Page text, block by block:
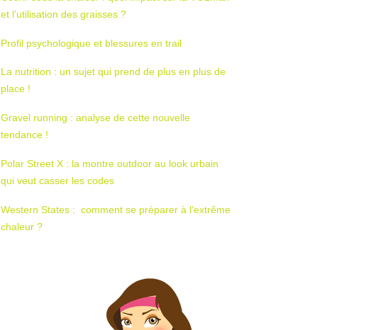
et l’utilisation des graisses ?
Profil psychologique et blessures en trail
La nutrition : un sujet qui prend de plus en plus de
place !
Gravel running : analyse de cette nouvelle
tendance !
Polar Street X : la montre outdoor au look urbain
qui veut casser les codes
Western States : comment se préparer à l’extrême
chaleur ?